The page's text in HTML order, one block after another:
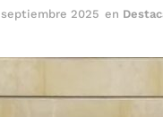
septiembre 2025 en